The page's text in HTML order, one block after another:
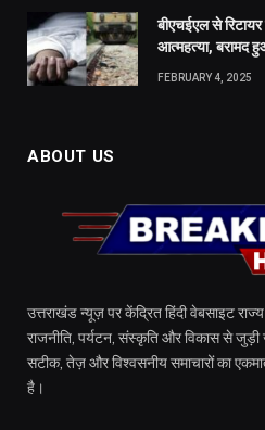
बीएचईएल से
आत्महत्या, बरामद
FEBRUARY 4, 2025
ABOUT US
उत्तराखंड न्यूज़ पर केंद्रित हिंदी वेबसाइट
राजनीति, पर्यटन, संस्कृति और विकास से जुड़ी
सटीक, तेज़ और विश्वसनीय समाचारों का
है।